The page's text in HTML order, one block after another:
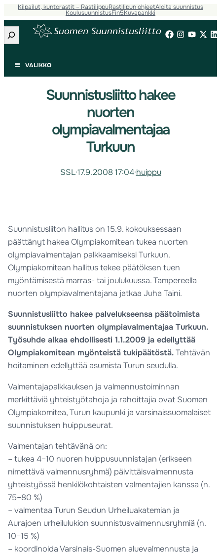
Kilpailut, kuntorastit – RastilippuRastilipun ohjeetAloita suunnistus
KoulusuunnistusFin5Kuvapankki
Etsi
VALIKKO
Suunnistusliitto hakee
nuorten
olympiavalmentajaa
Turkuun
SSL·17.9.2008 17:04·huippu
Suunnistusliiton hallitus on 15.9. kokouksessaan
päättänyt hakea Olympiakomitean tukea nuorten
olympiavalmentajan palkkaamiseksi Turkuun.
Olympiakomitean hallitus tekee päätöksen tuen
myöntämisestä marras- tai joulukuussa. Tampereella
nuorten olympiavalmentajana jatkaa Juha Taini.
Suunnistusliitto hakee palvelukseensa päätoimista
suunnistuksen nuorten olympiavalmentajaa Turkuun.
Työsuhde alkaa ehdollisesti 1.1.2009 ja edellyttää
Olympiakomitean myönteistä tukipäätöstä.Tehtävän
hoitaminen edellyttää asumista Turun seudulla.
Valmentajapalkkauksen ja valmennustoiminnan
merkittäviä yhteistyötahoja ja rahoittajia ovat Suomen
Olympiakomitea, Turun kaupunki ja varsinaissuomalaiset
suunnistuksen huippuseurat.
Valmentajan tehtävänä on:
– tukea 4–10 nuoren huippusuunnistajan (erikseen
nimettävä valmennusryhmä) päivittäisvalmennusta
yhteistyössä henkilökohtaisten valmentajien kanssa (n.
75–80 %)
– valmentaa Turun Seudun Urheiluakatemian ja
Aurajoen urheilulukion suunnistusvalmennusryhmiä (n.
10–15 %)
– koordinoida Varsinais-Suomen aluevalmennusta ja